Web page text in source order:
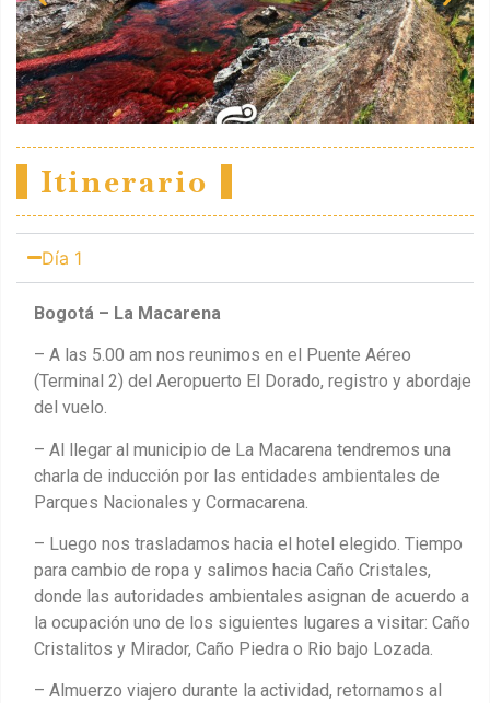
Itinerario
Día 1
Bogotá – La Macarena
– A las 5.00 am nos reunimos en el Puente Aéreo
(Terminal 2) del Aeropuerto El Dorado, registro y abordaje
del vuelo.
– Al llegar al municipio de La Macarena tendremos una
charla de inducción por las entidades ambientales de
Parques Nacionales y Cormacarena.
– Luego nos trasladamos hacia el hotel elegido. Tiempo
para cambio de ropa y salimos hacia Caño Cristales,
donde las autoridades ambientales asignan de acuerdo a
la ocupación uno de los siguientes lugares a visitar: Caño
Cristalitos y Mirador, Caño Piedra o Rio bajo Lozada.
– Almuerzo viajero durante la actividad, retornamos al